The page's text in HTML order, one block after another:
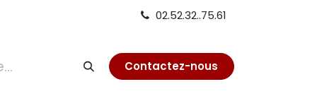
02.52.32..75.61
Contactez-nous